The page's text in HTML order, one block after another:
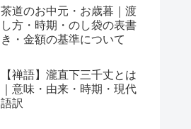
茶道のお中元・お歳暮｜渡
し方・時期・のし袋の表書
き・金額の基準について
【禅語】瀧直下三千丈とは
｜意味・由来・時期・現代
語訳